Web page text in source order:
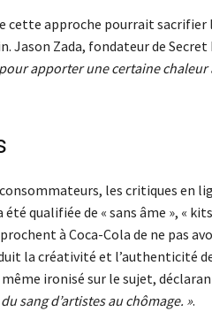
cette approche pourrait sacrifier
Jason Zada, fondateur de Secret
apporter une certaine chaleur
les critiques en
qualifiée de « sans âme », «
à Coca-Cola de ne pas
la créativité et l’authenticité
ironisé sur le sujet,
sang d’artistes au chômage. ».